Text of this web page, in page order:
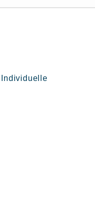
Individuelle